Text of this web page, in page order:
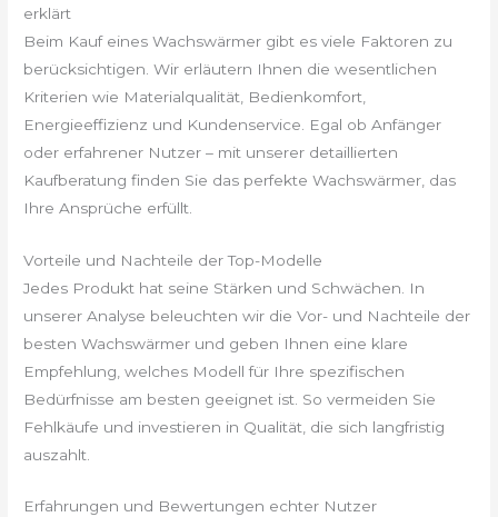
erklärt
Beim Kauf eines Wachswärmer gibt es viele Faktoren zu
berücksichtigen. Wir erläutern Ihnen die wesentlichen
Kriterien wie Materialqualität, Bedienkomfort,
Energieeffizienz und Kundenservice. Egal ob Anfänger
oder erfahrener Nutzer – mit unserer detaillierten
Kaufberatung finden Sie das perfekte Wachswärmer, das
Ihre Ansprüche erfüllt.
Vorteile und Nachteile der Top-Modelle
Jedes Produkt hat seine Stärken und Schwächen. In
unserer Analyse beleuchten wir die Vor- und Nachteile der
besten Wachswärmer und geben Ihnen eine klare
Empfehlung, welches Modell für Ihre spezifischen
Bedürfnisse am besten geeignet ist. So vermeiden Sie
Fehlkäufe und investieren in Qualität, die sich langfristig
auszahlt.
Erfahrungen und Bewertungen echter Nutzer